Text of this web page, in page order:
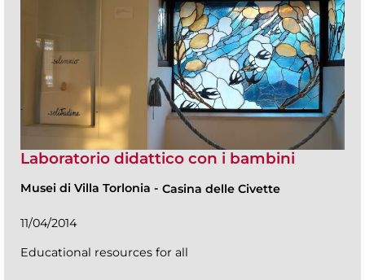
Laboratorio didattico con i bambini
Musei di Villa Torlonia - Casina delle Civette
11/04/2014
Educational resources for all